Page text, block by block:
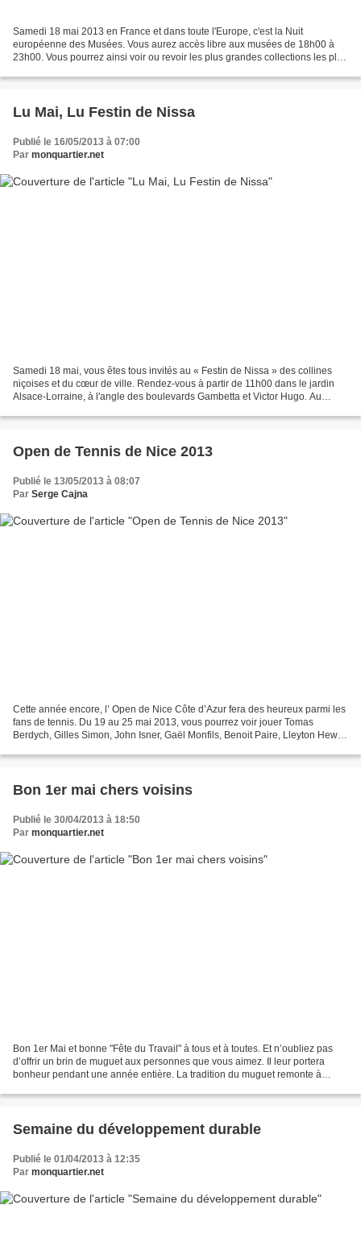
Samedi 18 mai 2013 en France et dans toute l'Europe, c'est la Nuit
européenne des Musées. Vous aurez accès libre aux musées de 18h00 à
23h00. Vous pourrez ainsi voir ou revoir les plus grandes collections les plus
Lu Mai, Lu Festin de Nissa
Publié le 16/05/2013 à 07:00
Par monquartier.net
Samedi 18 mai, vous êtes tous invités au « Festin de Nissa » des collines
niçoises et du cœur de ville. Rendez-vous à partir de 11h00 dans le jardin
Alsace-Lorraine, à l'angle des boulevards Gambetta et Victor Hugo. Au
Open de Tennis de Nice 2013
Publié le 13/05/2013 à 08:07
Par Serge Cajna
Cette année encore, l’ Open de Nice Côte d’Azur fera des heureux parmi les
fans de tennis. Du 19 au 25 mai 2013, vous pourrez voir jouer Tomas
Berdych, Gilles Simon, John Isner, Gaël Monfils, Benoit Paire, Lleyton Hewitt,
Bon 1er mai chers voisins
Publié le 30/04/2013 à 18:50
Par monquartier.net
Bon 1er Mai et bonne "Fête du Travail" à tous et à toutes. Et n’oubliez pas
d’offrir un brin de muguet aux personnes que vous aimez. Il leur portera
bonheur pendant une année entière. La tradition du muguet remonte à
Semaine du développement durable
Publié le 01/04/2013 à 12:35
Par monquartier.net